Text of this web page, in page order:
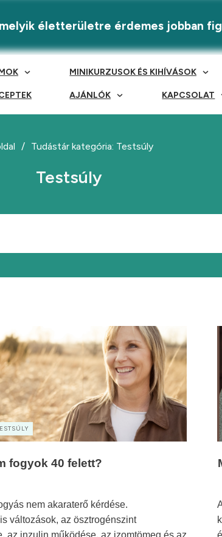
MINIKURZUSOK ÉS KIHÍVÁSOK
AJÁNLÓK KAPCSOLAT
életterületre érdemes jobban
/ Tudástár kategória: Testsúly
Testsúly
fogyok 40 felett?
nem akaraterő kérdése.
változások, az ösztrogénszint
az inzulin működése, az izomtömeg és az